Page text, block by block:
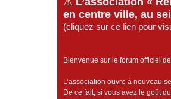
en centre ville, au
(cliquez sur ce lien pour
Bienvenue sur le forum officiel
L’association ouvre à nouveau
De ce fait, si vous avez le goût